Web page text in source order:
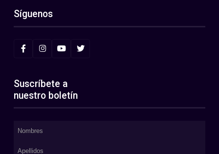
Síguenos
Suscríbete a
nuestro boletín